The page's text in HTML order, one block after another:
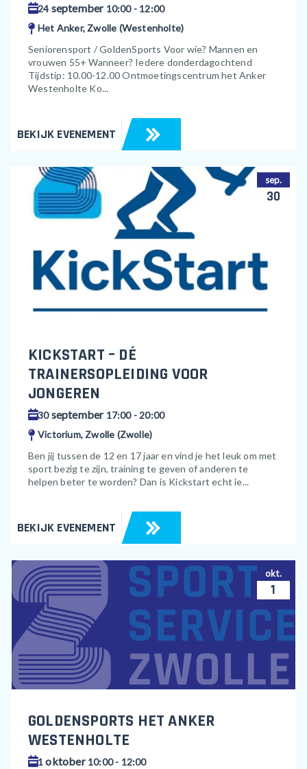
24 september10:00 - 12:00
Het Anker, Zwolle (Westenholte)
Seniorensport / GoldenSports Voor wie? Mannen en
vrouwen 55+ Wanneer? Iedere donderdagochtend
Tijdstip: 10.00-12.00 Ontmoetingscentrum het Anker
Westenholte Ko...
BEKIJK EVENEMENT
sep.
30
KICKSTART – DÉ
TRAINERSOPLEIDING VOOR
JONGEREN
30september17:00 - 20:00
Victorium, Zwolle (Zwolle)
Ben jij tussen de 12 en 17 jaar en vind je het leuk om met
sport bezig te zijn, training te geven of anderen te
helpen beter te worden? Dan is Kickstart echt ie...
BEKIJK EVENEMENT
okt.
1
GOLDENSPORTS HET ANKER
WESTENHOLTE
1oktober10:00 - 12:00